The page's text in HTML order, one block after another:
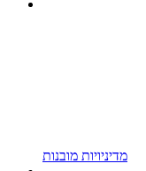
מדיניויות מובנות